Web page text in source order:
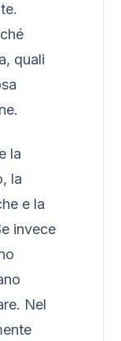
quali
la
la
e la
invece
Nel